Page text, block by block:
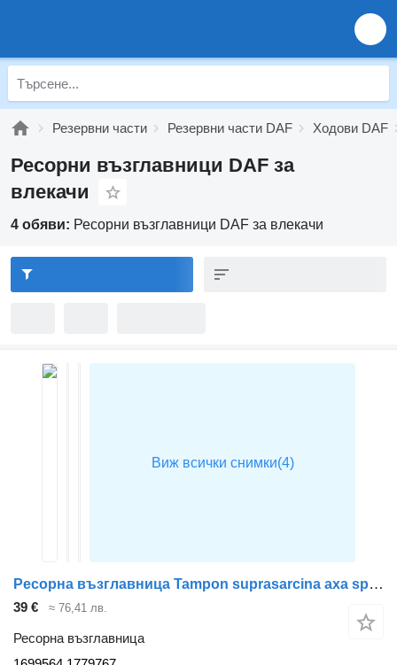
Резервни части Резервни части DAF Ходови DAF
Ресорни възглавници DAF за
влекачи
4 обяви: Ресорни възглавници DAF за влекачи
Ресорна възглавница Tampon suprasarcina axa spate 1699564 за влекач DAF CF85
39 € ≈ 76,41 лв.
Ресорна възглавница